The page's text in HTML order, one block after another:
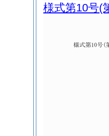
様式第10号(